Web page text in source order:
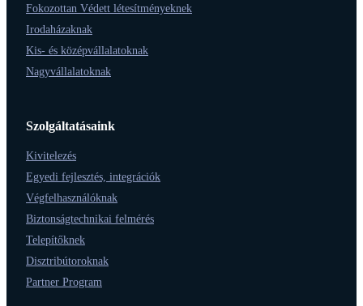
Fokozottan Védett létesítményeknek
Irodaházaknak
Kis- és középvállalatoknak
Nagyvállalatoknak
Szolgáltatásaink
Kivitelezés
Egyedi fejlesztés, integrációk
Végfelhasználóknak
Biztonságtechnikai felmérés
Telepítőknek
Disztribútoroknak
Partner Program